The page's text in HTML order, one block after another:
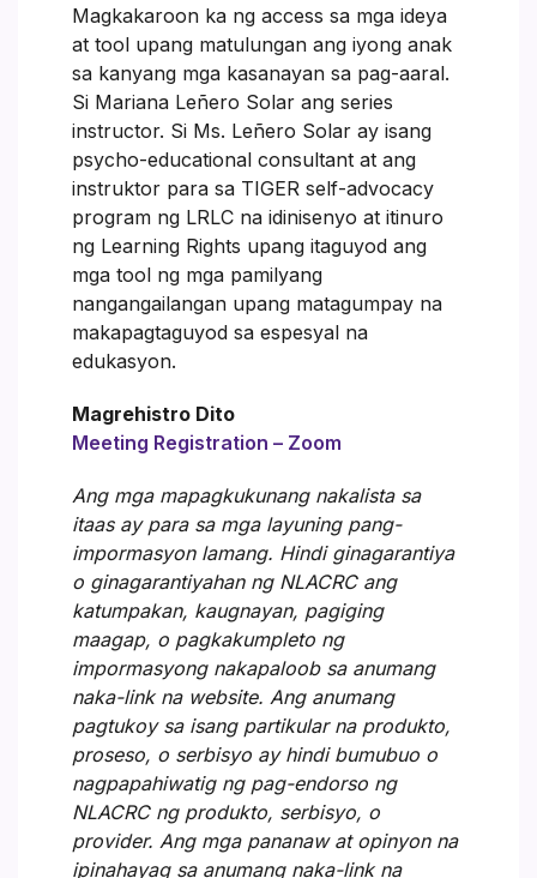
Magkakaroon ka ng access sa mga ideya
at tool upang matulungan ang iyong anak
sa kanyang mga kasanayan sa pag-aaral.
Si Mariana Leñero Solar ang series
instructor. Si Ms. Leñero Solar ay isang
psycho-educational consultant at ang
instruktor para sa TIGER self-advocacy
program ng LRLC na idinisenyo at itinuro
ng Learning Rights upang itaguyod ang
mga tool ng mga pamilyang
nangangailangan upang matagumpay na
makapagtaguyod sa espesyal na
edukasyon.
Magrehistro Dito
Meeting Registration – Zoom
Ang mga mapagkukunang nakalista sa
itaas ay para sa mga layuning pang-
impormasyon lamang. Hindi ginagarantiya
o ginagarantiyahan ng NLACRC ang
katumpakan, kaugnayan, pagiging
maagap, o pagkakumpleto ng
impormasyong nakapaloob sa anumang
naka-link na website. Ang anumang
pagtukoy sa isang partikular na produkto,
proseso, o serbisyo ay hindi bumubuo o
nagpapahiwatig ng pag-endorso ng
NLACRC ng produkto, serbisyo, o
provider. Ang mga pananaw at opinyon na
ipinahayag sa anumang naka-link na